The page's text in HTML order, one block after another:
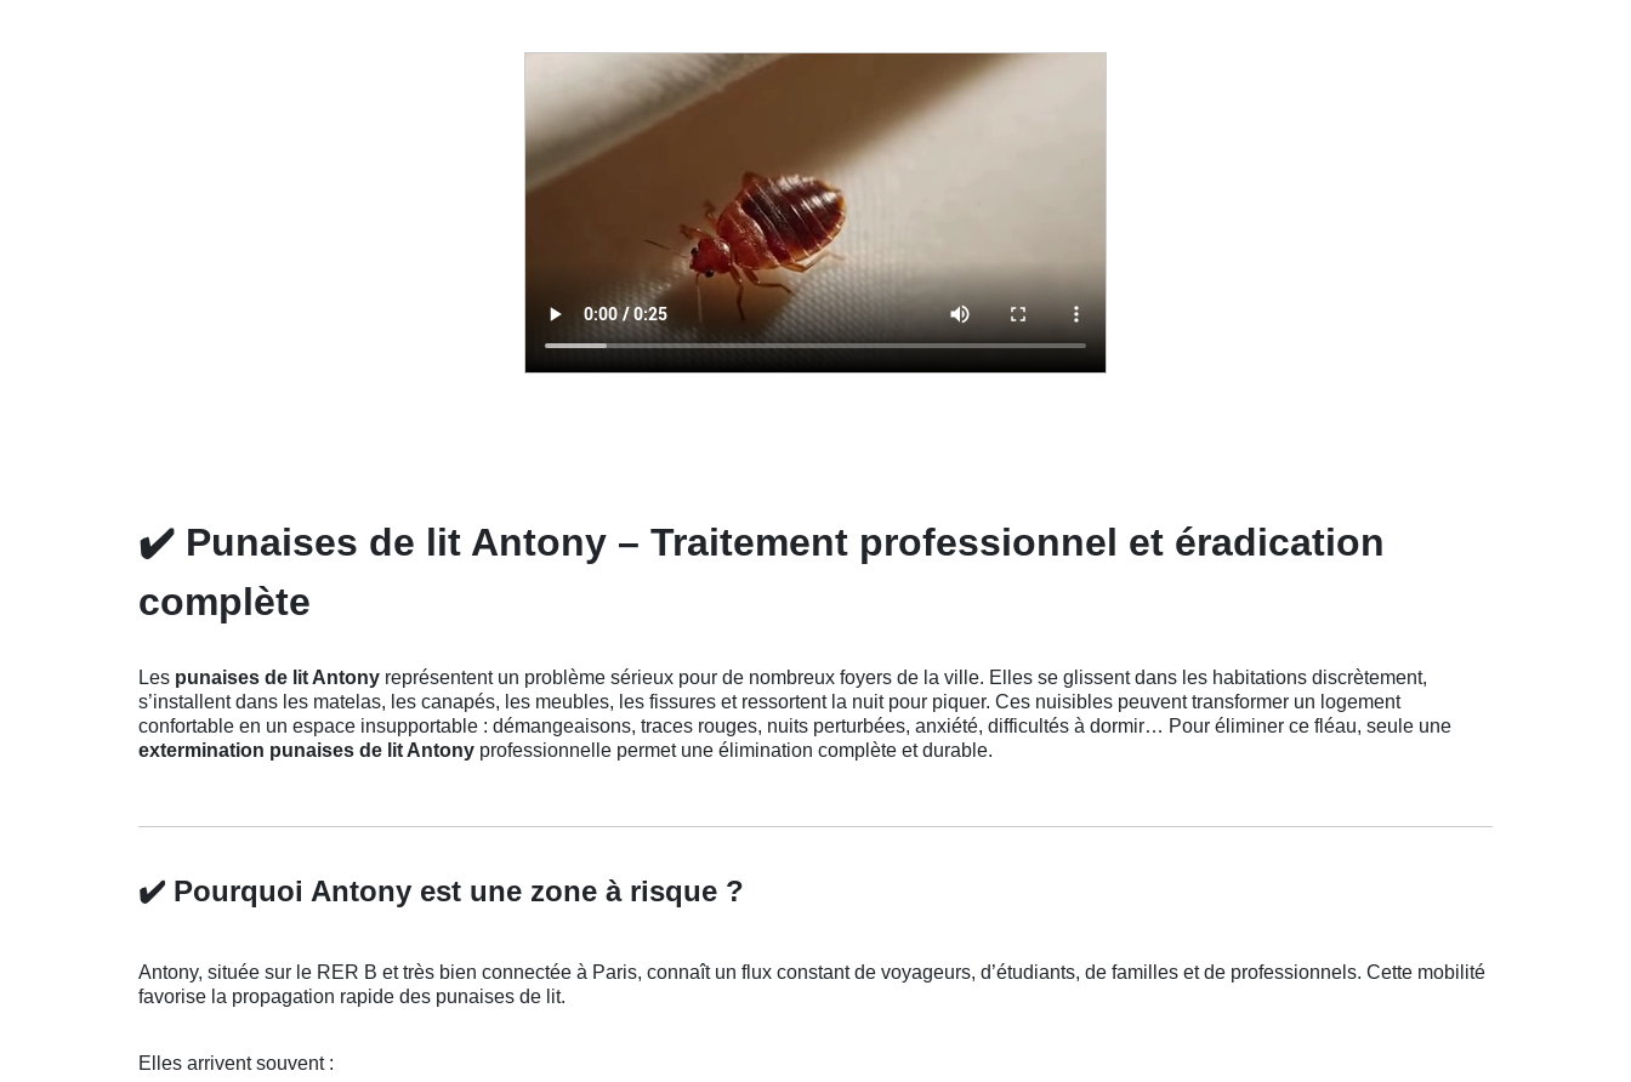
✔️ Punaises de lit Antony – Traitement professionnel et éradication
complète
Les punaises de lit Antony représentent un problème sérieux pour de nombreux foyers de la ville. Elles se glissent dans les habitations discrètement,
s’installent dans les matelas, les canapés, les meubles, les fissures et ressortent la nuit pour piquer. Ces nuisibles peuvent transformer un logement
confortable en un espace insupportable : démangeaisons, traces rouges, nuits perturbées, anxiété, difficultés à dormir… Pour éliminer ce fléau, seule une
extermination punaises de lit Antony professionnelle permet une élimination complète et durable.
✔️ Pourquoi Antony est une zone à risque ?
Antony, située sur le RER B et très bien connectée à Paris, connaît un flux constant de voyageurs, d’étudiants, de familles et de professionnels. Cette mobilité
favorise la propagation rapide des punaises de lit.
Elles arrivent souvent :